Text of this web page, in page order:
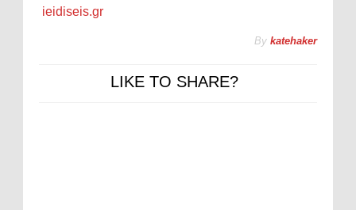
ieidiseis.gr
By katehaker
LIKE TO SHARE?